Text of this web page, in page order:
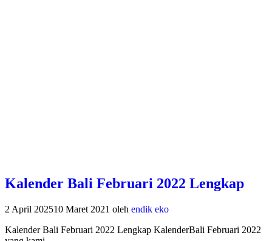
Kalender Bali Februari 2022 Lengkap
2 April 202510 Maret 2021 oleh endik eko
Kalender Bali Februari 2022 Lengkap KalenderBali Februari 2022